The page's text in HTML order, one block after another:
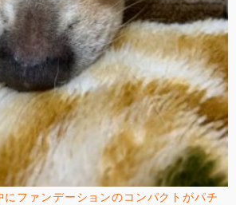
ファンデーションのコンパクトがパチ